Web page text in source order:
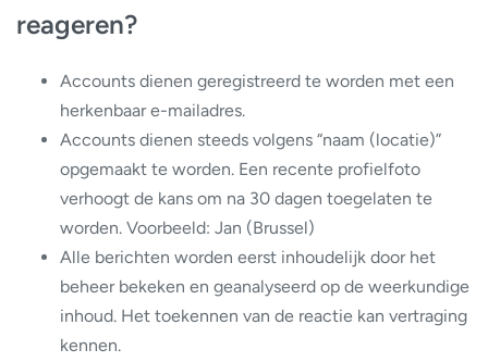
reageren?
Accounts dienen geregistreerd te worden met een
herkenbaar e-mailadres.
Accounts dienen steeds volgens “naam (locatie)”
opgemaakt te worden. Een recente profielfoto
verhoogt de kans om na 30 dagen toegelaten te
worden. Voorbeeld: Jan (Brussel)
Alle berichten worden eerst inhoudelijk door het
beheer bekeken en geanalyseerd op de weerkundige
inhoud. Het toekennen van de reactie kan vertraging
kennen.